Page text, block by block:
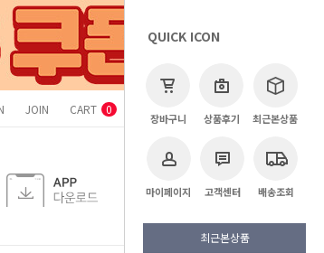
JOIN CART 0
QUICK ICON
장바구니 상품후기 최근본상품
마이페이지 고객센터 배송조회
최근본상품